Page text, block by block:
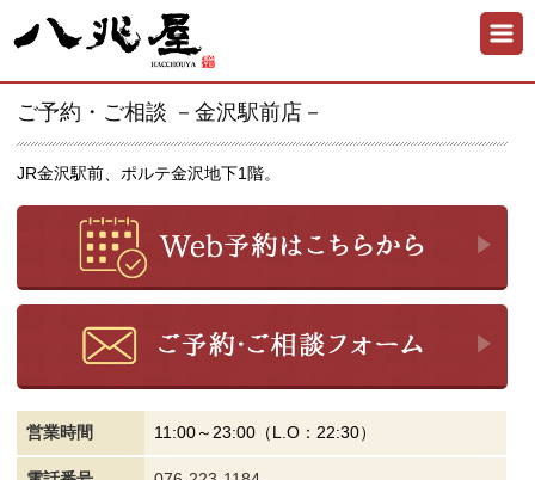
ご予約・ご相談 －金沢駅前店－
JR金沢駅前、ポルテ金沢地下1階。
営業時間 11:00～23:00（L.O：22:30）